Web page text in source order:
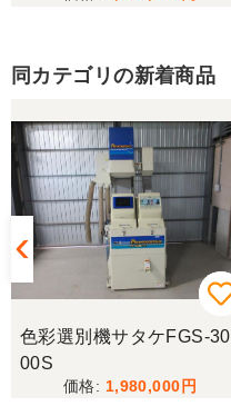
同カテゴリの新着商品
色彩選別機サタケFGS-30
00S
1,980,000